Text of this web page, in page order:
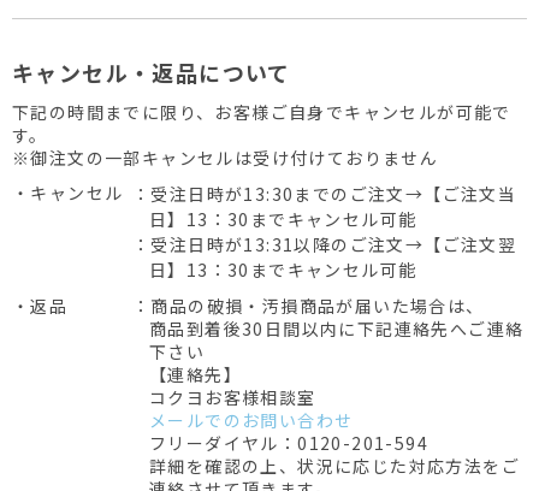
キャンセル・返品について
下記の時間までに限り、お客様ご自身でキャンセルが可能で
す。
※御注文の一部キャンセルは受け付けておりません
・キャンセル
：受注日時が13:30までのご注文→【ご注文当
日】13：30までキャンセル可能
：受注日時が13:31以降のご注文→【ご注文翌
日】13：30までキャンセル可能
・返品
：商品の破損・汚損商品が届いた場合は、
商品到着後30日間以内に下記連絡先へご連絡
下さい
【連絡先】
コクヨお客様相談室
メールでのお問い合わせ
フリーダイヤル：0120-201-594
詳細を確認の上、状況に応じた対応方法をご